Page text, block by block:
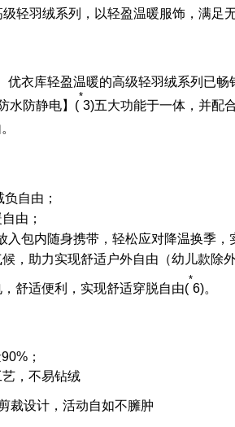
轻羽绒系列，以轻盈温暖服饰，满足
衣库轻盈温暖的高级轻羽绒系列已畅
水防静电】(
*
3)五大功能于一体，并配
自由；
由；
入包内随身携带，轻松应对降温换季，
，助力实现舒适户外自由（幼儿款除外
舒适便利，实现舒适穿脱自由(
*
6)。
90% ；
，不易钻绒
裁设计，活动自如不臃肿